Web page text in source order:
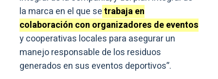
la marca en el que setrabaja en
colaboración con organizadores de eventos
y cooperativas locales para asegurar un
manejo responsable de los residuos
generados en sus eventos deportivos”.